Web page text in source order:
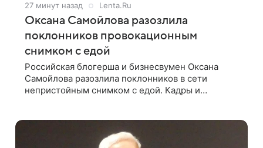
27 минут назад Lenta.Ru
Оксана Самойлова разозлила
поклонников провокационным
снимком с едой
Российская блогерша и бизнесвумен Оксана
Самойлова разозлила поклонников в сети
непристойным снимком с едой. Кадры и